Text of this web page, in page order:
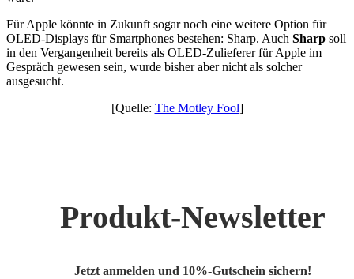
Für Apple könnte in Zukunft sogar noch eine weitere Option für
OLED-Displays für Smartphones bestehen: Sharp. Auch Sharp soll
in den Vergangenheit bereits als OLED-Zulieferer für Apple im
Gespräch gewesen sein, wurde bisher aber nicht als solcher
ausgesucht.
[Quelle: The Motley Fool]
Produkt-Newsletter
Jetzt anmelden und 10%-Gutschein sichern!